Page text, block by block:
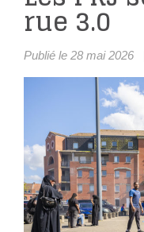
rue 3.0
Publié le 28 mai 2026